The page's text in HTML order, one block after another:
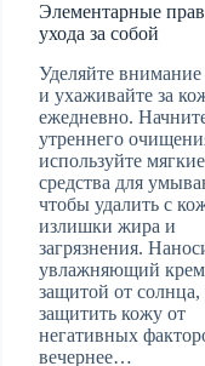
Элементарные
ухода за собой
Уделяйте внимание
и ухаживайте за
ежедневно.
утреннего
используйте мягкие
средства для
чтобы удалить с
излишки жира и
загрязнения.
увлажняющий
защитой от
защитить кожу от
негативных
вечернее…